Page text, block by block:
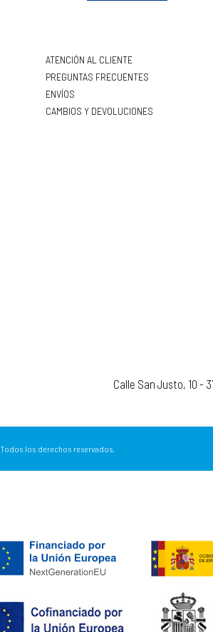
ATENCIÓN AL CLIENTE
PREGUNTAS FRECUENTES
ENVÍOS
CAMBIOS Y DEVOLUCIONES
Calle San Justo, 10 -
Todos los derechos reservados.